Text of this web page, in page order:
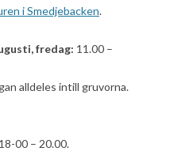
i Smedjebacken.
fredag: 11.00 –
alldeles intill gruvorna.
18-00 – 20.00.